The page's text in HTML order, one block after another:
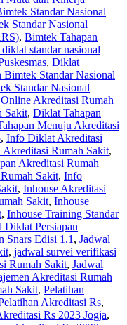
Standar Nasional
Standar Nasional
, Bimtek Tahapan
standar nasional
, Diklat
Bimtek Standar Nasional
Standar Nasional
Akreditasi Rumah
Sakit, Diklat Tahapan
Menuju Akreditasi
, Info Diklat Akreditasi
Rumah Sakit,
Akreditasi Rumah
Sakit, Info
, Inhouse Akreditasi
Sakit, Inhouse
, Inhouse Training Standar
Diklat Persiapan
Snars Edisi 1.1 , Jadwal
, jadwal survei verifikasi
Rumah Sakit, Jadwal
Akreditasi Rumah
Sakit, Pelatihan
Akreditasi Rs,
Rs 2023 Jogja,